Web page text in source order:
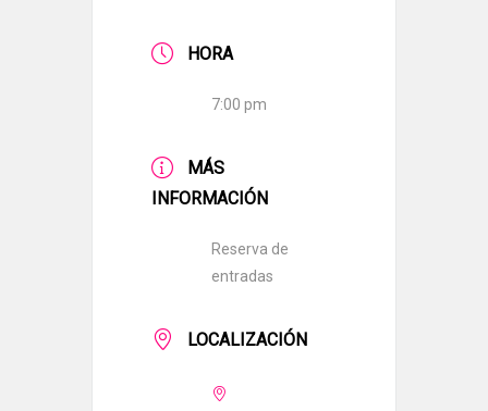
HORA
7:00 pm
MÁS
INFORMACIÓN
Reserva de
entradas
LOCALIZACIÓN